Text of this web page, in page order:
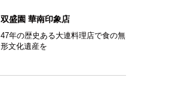
双盛園 華南印象店
47年の歴史ある大連料理店で食の無
形文化遺産を